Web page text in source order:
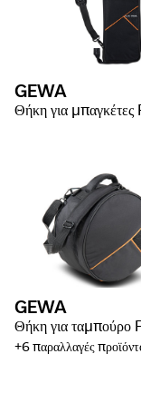
GEWA
GEWA
+6 παραλλαγές